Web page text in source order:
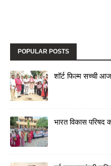
POPULAR POSTS
शॉर्ट फिल्म सच्ची
भारत विकास परिषद